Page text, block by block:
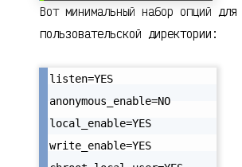
Вот минимальный набор опций для
пользовательской директории:
listen=YES
anonymous_enable=NO
local_enable=YES
write_enable=YES